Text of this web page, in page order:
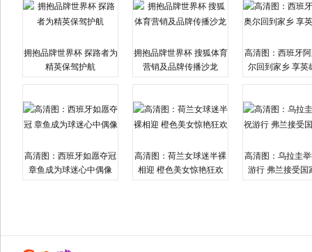
拥抱品牌世界杯 探路者为
精英保驾护航
拥抱品牌世界杯 搜狐体育
营销及品牌传播沙龙
高清图：西班牙
尔回到家乡 享英
高清图：西班牙如愿夺冠
章鱼成为球迷心中偶像
高清图：荷兰女球迷半裸
相迎 橙色美女惊艳狂欢
高清图：乌拉圭
游行 弗兰接受国